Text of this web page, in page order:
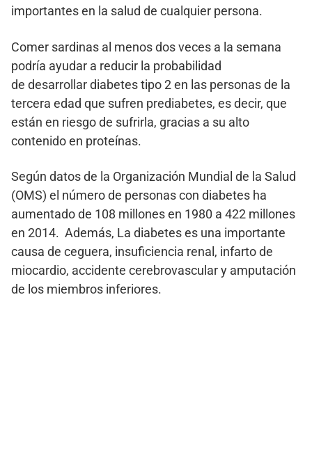
importantes en la salud de cualquier persona.
Comer sardinas al menos dos veces a la semana
podría ayudar a reducir la probabilidad
de desarrollar diabetes tipo 2 en las personas de la
tercera edad que sufren prediabetes, es decir, que
están en riesgo de sufrirla, gracias a su alto
contenido en proteínas.
Según datos de la Organización Mundial de la Salud
(OMS) el número de personas con diabetes ha
aumentado de 108 millones en 1980 a 422 millones
en 2014. Además, La diabetes es una importante
causa de ceguera, insuficiencia renal, infarto de
miocardio, accidente cerebrovascular y amputación
de los miembros inferiores.